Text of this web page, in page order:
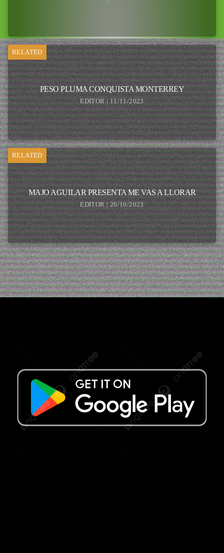
RELATED
PESO PLUMA CONQUISTA MONTERREY
EDITOR | 11/11/2023
RELATED
MAJO AGUILAR PRESENTA ME VAS A LLORAR
EDITOR | 20/10/2023